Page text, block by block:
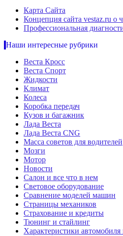
Карта Сайта
Концепция сайта vestaz.ru о
Профессиональная
Наши интересные рубрики
Веста Кросс
Веста Спорт
Жидкости
Климат
Колеса
Коробка передач
Кузов и багажник
Лада Веста
Лада Веста CNG
Масса советов для водителей
Мозги
Мотор
Новости
Салон и все что в нем
Световое оборудование
Сравнение моделей машин
Страницы механиков
Страхование и кредиты
Тюнинг и стайлинг
Характеристики автомобиля